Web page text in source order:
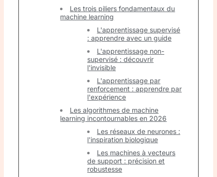
Les trois piliers fondamentaux du
machine learning
L'apprentissage supervisé
: apprendre avec un guide
L'apprentissage non-
supervisé : découvrir
l'invisible
L'apprentissage par
renforcement : apprendre par
l'expérience
Les algorithmes de machine
learning incontournables en 2026
Les réseaux de neurones :
l'inspiration biologique
Les machines à vecteurs
de support : précision et
robustesse